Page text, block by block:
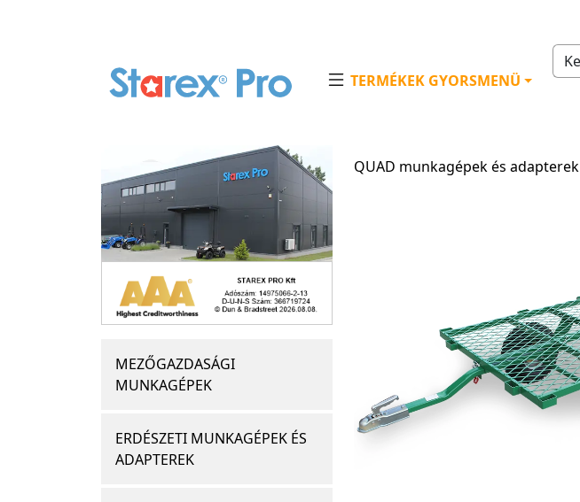
TERMÉKEK GYORSMENÜ
MEZŐGAZDASÁGI
MUNKAGÉPEK
ERDÉSZETI MUNKAGÉPEK ÉS
ADAPTEREK
QUAD munkagépek és adapterek